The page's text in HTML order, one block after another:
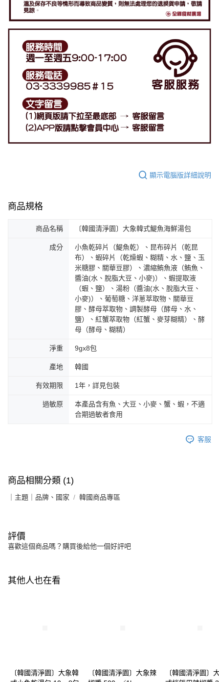
顯示電腦版詳細說明
商品規格
商品名稱 〔韓國清淨園〕大象韓式鯷魚海鮮湯包
成分
小魚乾碎片（鯷魚乾）、昆布碎片（乾昆
布）、蝦碎片（乾燥蝦、糊精、水、鹽、玉
米糖膠、關華豆膠）、濃縮鮪魚液（鮪魚、
醬油(水、脫脂大豆、小麥)）、蝦提取液
（蝦、鹽）、湯粉（醬油(水、脫脂大豆、
小麥)）、葡萄糖、洋蔥萃取物、關華豆
膠、酵母萃取物、調製酵母（酵母、水、
鹽）、紅蟹萃取物（紅蟹、麥芽糊精）、酵
母（酵母、糊精）
淨重 9gx8包
產地 韓國
有效期限 1年，詳見包裝
過敏原
本產品含有魚、大豆、小麥、蟹、蝦，不適
合期過敏者食用
客服
商品相關分類 (1)
｜主題｜品牌、國家 韓國商品專區
評價
喜歡這個商品嗎？購買後給他一個好評吧
其他人也在看
〔韓國清淨園〕大象韓
〔韓國清淨園〕大象辣
〔韓國清淨園〕